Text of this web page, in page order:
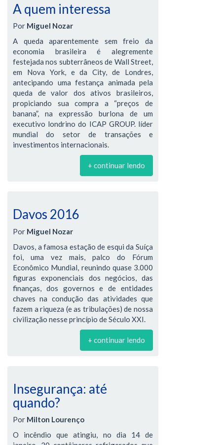
A quem interessa
Por Miguel Nozar
A queda aparentemente sem freio da
economia brasileira é alegremente
festejada nos subterrâneos de Wall Street,
em Nova York, e da City, de Londres,
antecipando uma festança animada pela
queda de valor dos ativos brasileiros,
propiciando sua compra a “preços de
banana”, na expressão burlona de um
executivo londrino do ICAP GROUP. líder
mundial do setor de transações e
investimentos internacionais.
+ continuar lendo
Davos 2016
Por Miguel Nozar
Davos, a famosa estação de esqui da Suíça
foi, uma vez mais, palco do Fórum
Econômico Mundial, reunindo quase 3.000
figuras exponenciais dos negócios, das
finanças, dos governos e de entidades
chaves na condução das atividades que
fazem a riqueza (e as tribulações) de nossa
civilização nesse princípio de Século XXI.
+ continuar lendo
Insegurança: até
quando?
Por Milton Lourenço
O incêndio que atingiu, no dia 14 de